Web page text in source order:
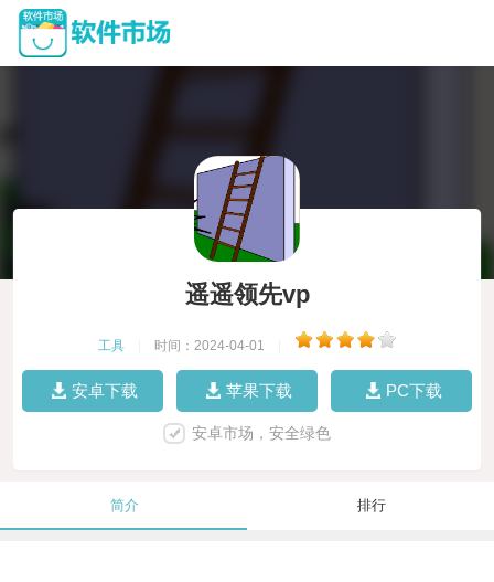
遥遥领先vp
工具 时间：2024-04-01
安卓下载 苹果下载 PC下载
安卓市场，安全绿色
简介 排行